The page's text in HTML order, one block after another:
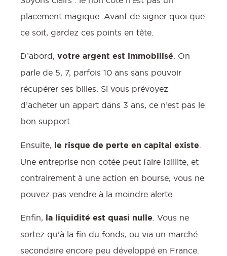
placement magique. Avant de signer quoi que
ce soit, gardez ces points en tête.
D’abord, votre argent est immobilisé. On
parle de 5, 7, parfois 10 ans sans pouvoir
récupérer ses billes. Si vous prévoyez
d’acheter un appart dans 3 ans, ce n’est pas le
bon support.
Ensuite, le risque de perte en capital existe
Une entreprise non cotée peut faire faillite, et
contrairement à une action en bourse, vous ne
pouvez pas vendre à la moindre alerte.
Enfin, la liquidité est quasi nulle. Vous ne
sortez qu’à la fin du fonds, ou via un marché
secondaire encore peu développé en France.